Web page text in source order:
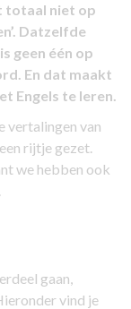
totaal niet op
Datzelfde
geen één op
En dat maakt
Engels te leren.
vertalingen van
rijtje gezet.
we hebben ook
gaan,
vind je